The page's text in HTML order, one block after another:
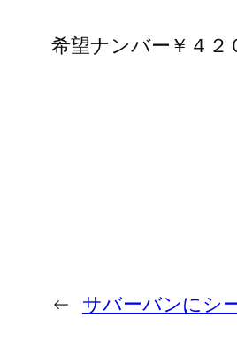
希望ナンバー￥４２
← サバーバンにシ